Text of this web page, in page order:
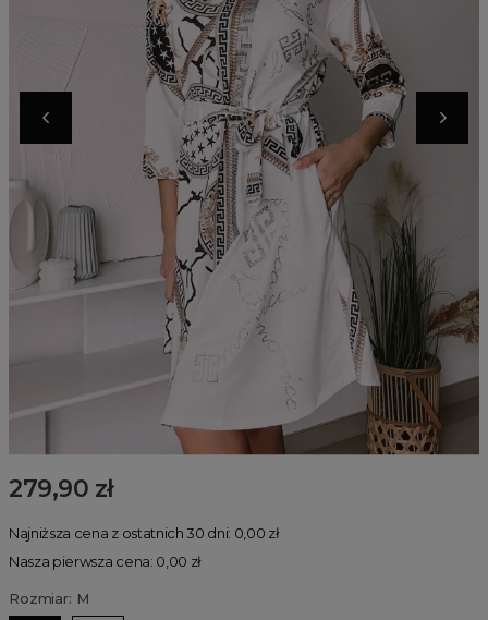
279,90 zł
Najniższa cena z ostatnich 30 dni: 0,00 zł
Nasza pierwsza cena: 0,00 zł
Rozmiar: M